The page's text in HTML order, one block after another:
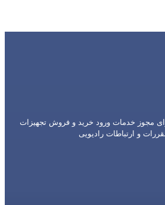
مجوز خدمات ورود خرید و فروش تجهیزات
و ارتباطات رادیویی